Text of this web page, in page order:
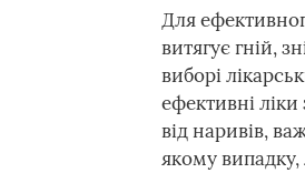
Для
витягує гній,
виборі
ефективні
від наривів,
якому